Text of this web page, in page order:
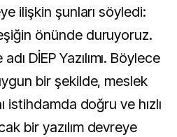
ilişkin şunları söyledi:
önünde duruyoruz.
DİEP Yazılımı. Böylece
bir şekilde, meslek
istihdamda doğru ve hızlı
bir yazılım devreye